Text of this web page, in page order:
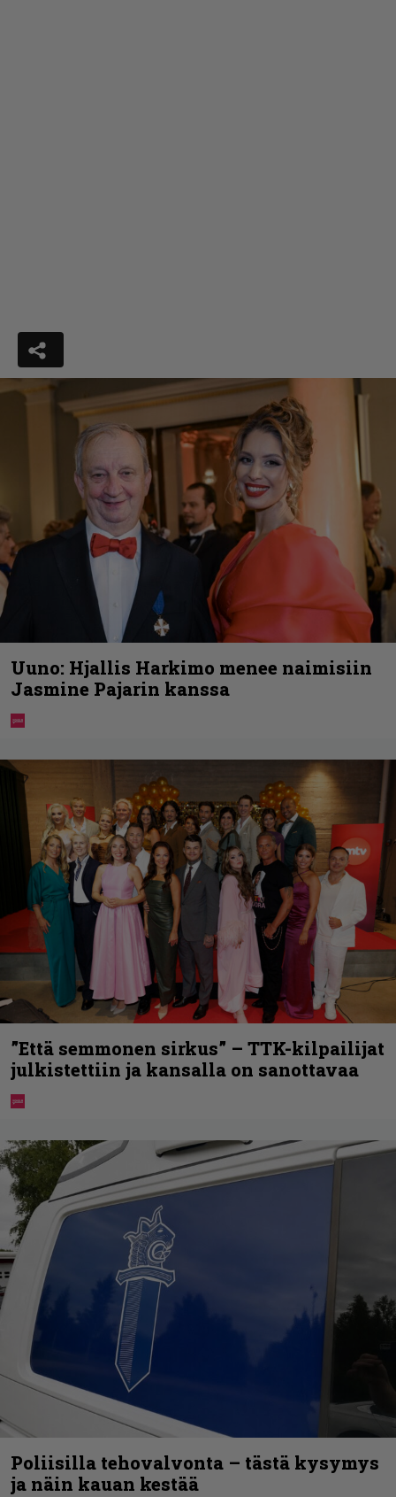
Uuno: Hjallis Harkimo menee naimisiin
Jasmine Pajarin kanssa
”Että semmonen sirkus” – TTK-kilpailijat
julkistettiin ja kansalla on sanottavaa
Poliisilla tehovalvonta – tästä kysymys
ja näin kauan kestää